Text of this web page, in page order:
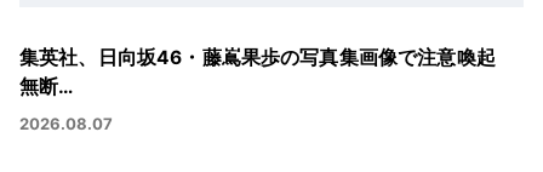
集英社、日向坂46・藤嶌果歩の写真集画像で注意喚起
無断…
2026.08.07